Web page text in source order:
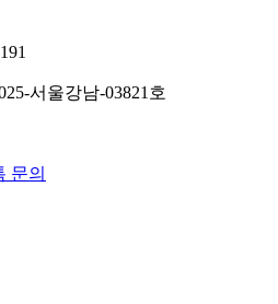
서울강남-03821호
문의